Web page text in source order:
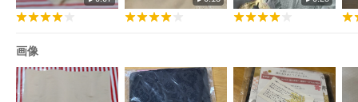
のリンクが表示されます。
リンクをクリックしてダウンロードして印刷してください。
完了後です。
・領収書のあて名は「空白」固定です。
あて名はお客様（注文者様）ご自身で印刷後にご記入いただく
画像